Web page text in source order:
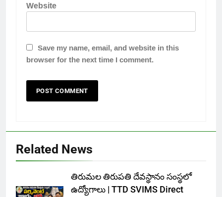
Website
Save my name, email, and website in this
browser for the next time I comment.
Related News
తిరుమల తిరుపతి దేవస్థానం సంస్థలో
ఉద్యోగాలు | TTD SVIMS Direct